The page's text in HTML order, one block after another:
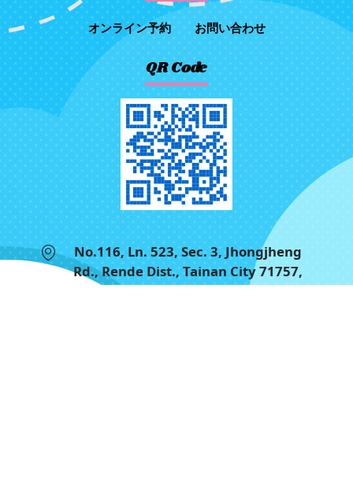
オンライン予約 お問い合わせ
QR Code
No.116, Ln. 523, Sec. 3, Jhongjheng
Rd., Rende Dist., Tainan City 71757,
Taiwan (R.O.C.)